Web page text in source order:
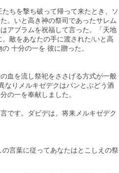
ちを撃ち破って帰って来たとき、ソ
。いと高き神の祭司であったサレム
アブラムを祝福して言った。「天地
敵をあなたの手に渡された/いと高
十分の一を 彼に贈った。
血を流し祭祀をささげる方式が一般
なりメルキゼデクはパンとぶどう酒
の一を奉献しました。
です。ダビデは、将来メルキゼデク
言葉に従ってあなたはとこしえの祭